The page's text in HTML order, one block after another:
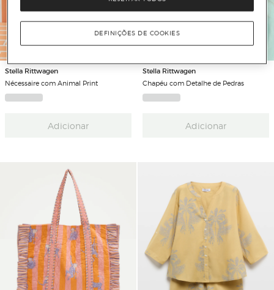
Stella Rittwagen
Nécessaire com Animal Print
Adicionar
Stella Rittwagen
Chapéu com Detalhe de Pedras
Adicionar
DEFINIÇÕES DE COOKIES